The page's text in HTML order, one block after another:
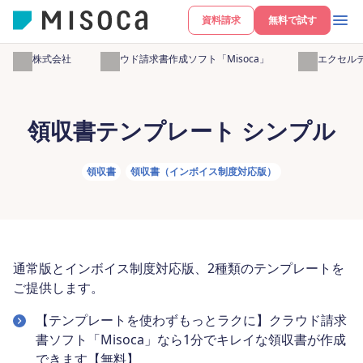
無料で試す
資料請求
弥生株式会社 クラウド請求書作成ソフト「Misoca」 無料エクセ
領収書テンプレート シンプル
領収書 領収書（インボイス制度対応版）
通常版とインボイス制度対応版、2種類のテンプレートを
ご提供します。
【テンプレートを使わずもっとラクに】クラウド請求
書ソフト「Misoca」なら1分でキレイな領収書が作成
できます【無料】